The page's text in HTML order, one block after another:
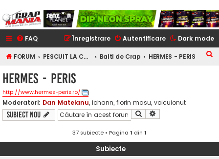
Dark mode
FAQ Autentificare
Înregistrare
FORUM PESCUIT LA CRAP Balti de Crap HERMES - PERIS
HERMES - PERIS
http://www.hermes-peris.ro/
Moderatori: Dan Mateianu, iohann, florin masu, voicuionut
Subiect nou Căutare
37 subiecte • Pagina 1 din 1
Subiecte